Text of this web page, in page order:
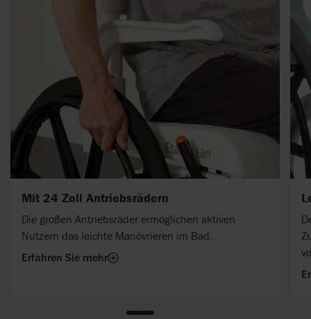
Mit 24 Zoll Antriebsrädern
Die großen Antriebsräder ermöglichen aktiven
Nutzern das leichte Manövrieren im Bad.
Erfahren Sie mehr